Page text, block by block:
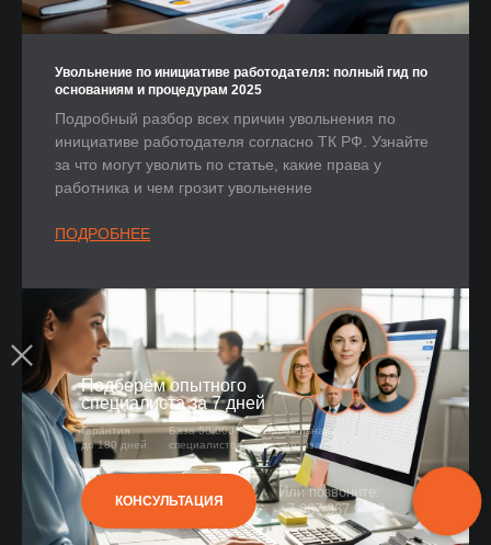
Увольнение по инициативе работодателя: полный гид по
основаниям и процедурам 2025
Подробный разбор всех причин увольнения по
инициативе работодателя согласно ТК РФ. Узнайте
за что могут уволить по статье, какие права у
работника и чем грозит увольнение
ПОДРОБНЕЕ
КОНСУЛЬТАЦИЯ
Или позвоните:
+7 967 367 9043
Профильная
экспертиза
База 50 000+
специалистов
Гарантия
до 180 дней
Подберём опытного
специалиста за 7 дней